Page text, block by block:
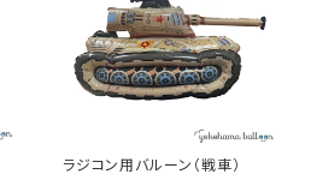
ラジコン用バルーン（戦車）